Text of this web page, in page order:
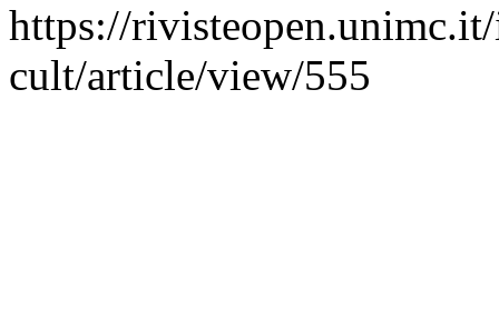
https://
cult/article/view/555